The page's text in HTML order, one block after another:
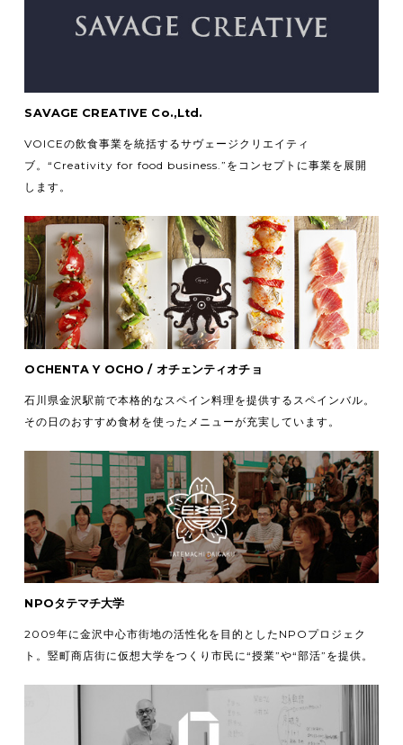
SAVAGE CREATIVE Co.,Ltd.
VOICEの飲食事業を統括するサヴェージクリエイティ
ブ。“Creativity for food business.”をコンセプトに事業を展開
します。
OCHENTA Y OCHO / オチェンティオチョ
石川県金沢駅前で本格的なスペイン料理を提供するスペインバル。
その日のおすすめ食材を使ったメニューが充実しています。
NPOタテマチ大学
2009年に金沢中心市街地の活性化を目的としたNPOプロジェク
ト。竪町商店街に仮想大学をつくり市民に“授業”や“部活”を提供。